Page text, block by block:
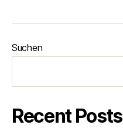
Suchen
Recent Posts